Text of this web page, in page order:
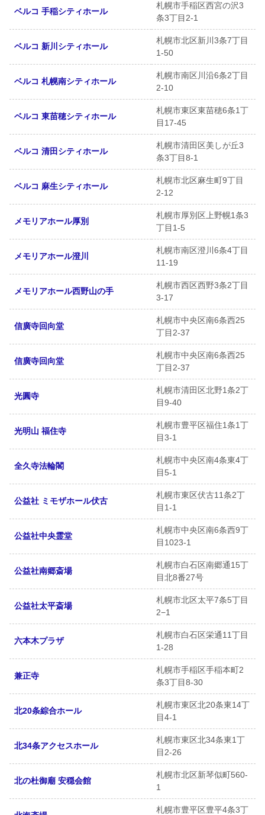
ベルコ 手稲シティホール
札幌市手稲区西宮の沢3
条3丁目2-1
ベルコ 新川シティホール
札幌市北区新川3条7丁目
1-50
ベルコ 札幌南シティホール
札幌市南区川沿6条2丁目
2-10
ベルコ 東苗穂シティホール
札幌市東区東苗穂6条1丁
目17-45
ベルコ 清田シティホール
札幌市清田区美しが丘3
条3丁目8-1
ベルコ 麻生シティホール
札幌市北区麻生町9丁目
2-12
メモリアホール厚別
札幌市厚別区上野幌1条3
丁目1-5
メモリアホール澄川
札幌市南区澄川6条4丁目
11-19
メモリアホール西野山の手
札幌市西区西野3条2丁目
3-17
信廣寺回向堂
札幌市中央区南6条西25
丁目2-37
信廣寺回向堂
札幌市中央区南6条西25
丁目2-37
光圓寺
札幌市清田区北野1条2丁
目9-40
光明山 福住寺
札幌市豊平区福住1条1丁
目3-1
全久寺法輪閣
札幌市中央区南4条東4丁
目5-1
公益社 ミモザホール伏古
札幌市東区伏古11条2丁
目1-1
公益社中央霊堂
札幌市中央区南6条西9丁
目1023-1
公益社南郷斎場
札幌市白石区南郷通15丁
目北8番27号
公益社太平斎場
札幌市北区太平7条5丁目
2−1
六本木プラザ
札幌市白石区栄通11丁目
1-28
兼正寺
札幌市手稲区手稲本町2
条3丁目8-30
北20条綜合ホール
札幌市東区北20条東14丁
目4-1
北34条アクセスホール
札幌市東区北34条東1丁
目2-26
北の杜御廟 安穏会館
札幌市北区新琴似町560-
1
札幌市豊平区豊平4条3丁